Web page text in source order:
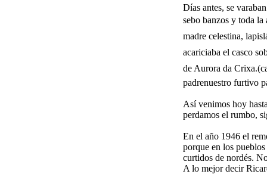
Días antes, se
sebo banzos y toda la
madre celestina,
acariciaba el casco
de Aurora da
padrenuestro furtivo
Así venimos hoy
perdamos el rumbo,
En el año 1946 el
porque en los
curtidos de nordés.
A lo mejor decir